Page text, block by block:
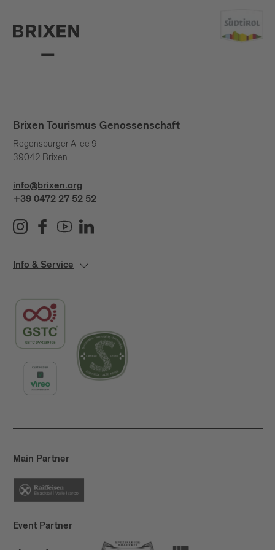
Brixen Tourismus Genossenschaft
Regensburger Allee 9
39042 Brixen
info@brixen.org
+39 0472 27 52 52
Info & Service
Main Partner
Event Partner